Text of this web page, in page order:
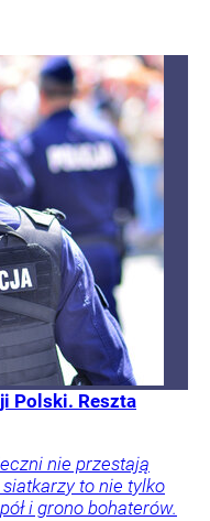
Polski. Reszta
nie przestają
to nie tylko
i grono bohaterów.